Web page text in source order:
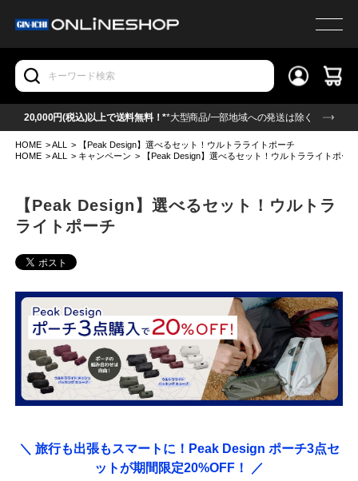
20,000円(税込)以上で送料無料！**大型商品/一部地域への発送は除く
HOME >ALL >
【Peak Design】選べるセット！ウルトラライトポーチ
HOME >ALL > キャンペーン > 【Peak Design】選べるセット！ウルトラライトポー
【Peak Design】選べるセット！ウルトラ
ライトポーチ
＼ 旅行も出張もスマートに！Peak Design ポーチ3点セ
ットが期間限定20%OFF！ ／